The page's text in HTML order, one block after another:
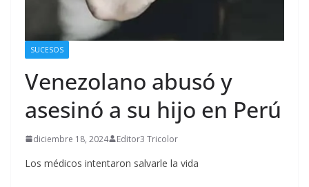
SUCESOS
Venezolano abusó y
asesinó a su hijo en Perú
diciembre 18, 2024 Editor3 Tricolor
Los médicos intentaron salvarle la vida